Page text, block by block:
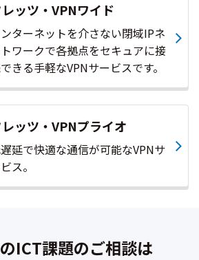
レッツ・VPNワイド
ターネットを介さない閉域IPネ
ワークで各拠点をセキュアに接
きる手軽なVPNサービスです。
レッツ・VPNプライオ
延で快適な通信が可能なVPNサ
ス。
ICT課題のご相談は